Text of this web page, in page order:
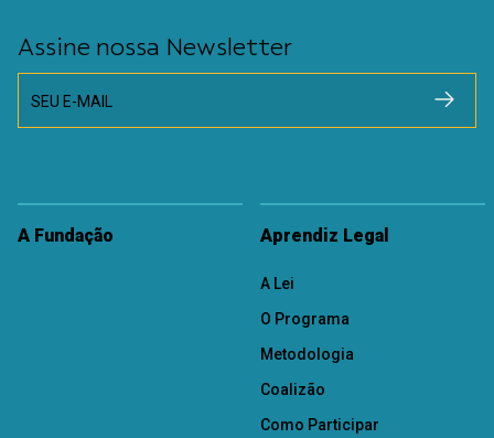
Assine nossa Newsletter
SEU E-MAIL
A Fundação Aprendiz Legal
A Lei
O Programa
Metodologia
Coalizão
Como Participar